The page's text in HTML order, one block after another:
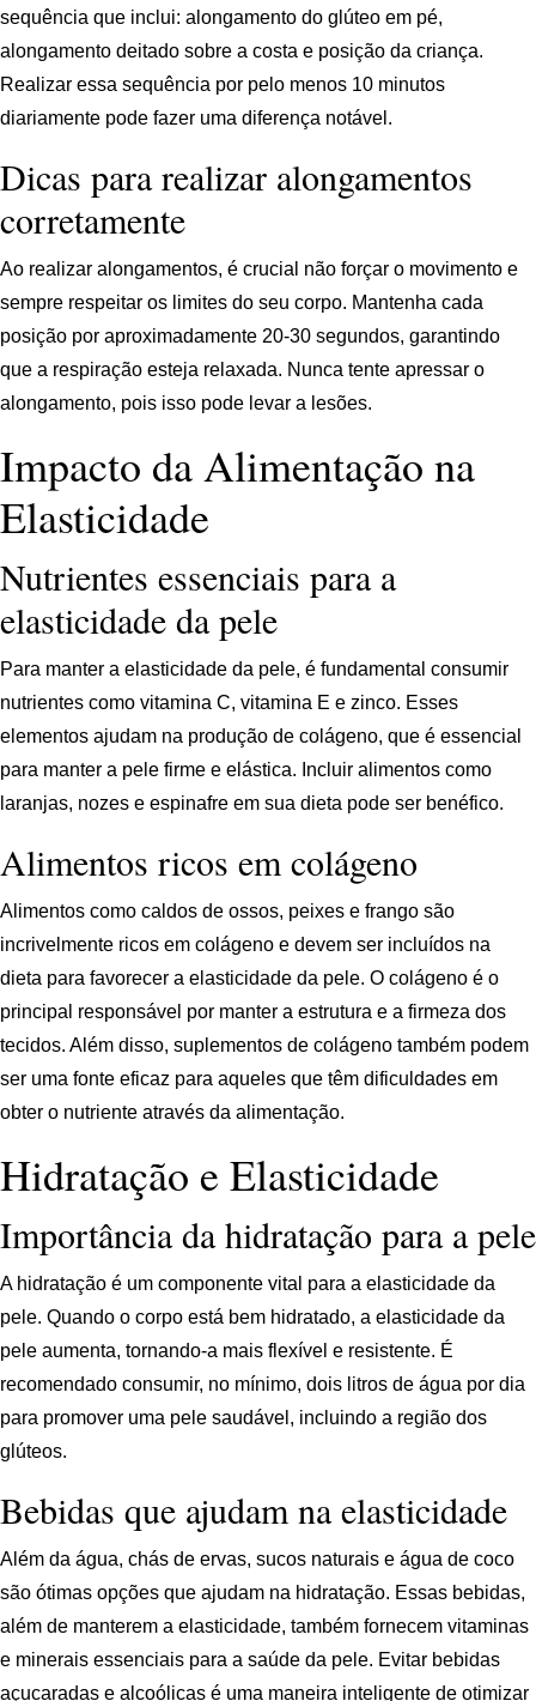
sequência que inclui: alongamento do glúteo em pé,
alongamento deitado sobre a costa e posição da criança.
Realizar essa sequência por pelo menos 10 minutos
diariamente pode fazer uma diferença notável.
Dicas para realizar alongamentos
corretamente
Ao realizar alongamentos, é crucial não forçar o movimento e
sempre respeitar os limites do seu corpo. Mantenha cada
posição por aproximadamente 20-30 segundos, garantindo
que a respiração esteja relaxada. Nunca tente apressar o
alongamento, pois isso pode levar a lesões.
Impacto da Alimentação na
Elasticidade
Nutrientes essenciais para a
elasticidade da pele
Para manter a elasticidade da pele, é fundamental consumir
nutrientes como vitamina C, vitamina E e zinco. Esses
elementos ajudam na produção de colágeno, que é essencial
para manter a pele firme e elástica. Incluir alimentos como
laranjas, nozes e espinafre em sua dieta pode ser benéfico.
Alimentos ricos em colágeno
Alimentos como caldos de ossos, peixes e frango são
incrivelmente ricos em colágeno e devem ser incluídos na
dieta para favorecer a elasticidade da pele. O colágeno é o
principal responsável por manter a estrutura e a firmeza dos
tecidos. Além disso, suplementos de colágeno também podem
ser uma fonte eficaz para aqueles que têm dificuldades em
obter o nutriente através da alimentação.
Hidratação e Elasticidade
Importância da hidratação para a pele
A hidratação é um componente vital para a elasticidade da
pele. Quando o corpo está bem hidratado, a elasticidade da
pele aumenta, tornando-a mais flexível e resistente. É
recomendado consumir, no mínimo, dois litros de água por dia
para promover uma pele saudável, incluindo a região dos
glúteos.
Bebidas que ajudam na elasticidade
Além da água, chás de ervas, sucos naturais e água de coco
são ótimas opções que ajudam na hidratação. Essas bebidas,
além de manterem a elasticidade, também fornecem vitaminas
e minerais essenciais para a saúde da pele. Evitar bebidas
açucaradas e alcoólicas é uma maneira inteligente de otimizar